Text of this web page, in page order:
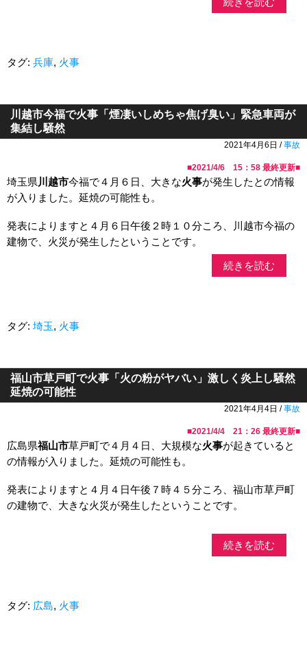
タグ: 兵庫, 火事
川越市今福で火事「煙凄いしめちゃ焦げ臭い」緊急車両が
集結し騒然
2021年4月6日 /事故
■2021/4/6 15：58 最終更新■
埼玉県 川越市今福で４月６日、大きな火事が発生したとの情報
が入りました。延焼の可能性も。
発表によりますと４月６日午後２時１０分ころ、川越市今福の
建物で、火災が発生したということです。
続きを読む
タグ: 埼玉, 火事
福山市草戸町で火事「火の粉がヤバい」激しく炎上し騒然
延焼の可能性
2021年4月4日 /事故
■2021/4/4 21：26 最終更新■
広島県福山市草戸町で４月４日、大規模な火事が起きていると
の情報が入りました。延焼の可能性も。
発表によりますと４月４日午後７時４５分ころ、福山市草戸町
の建物で、大きな火災が発生したということです。
続きを読む
タグ: 広島, 火事